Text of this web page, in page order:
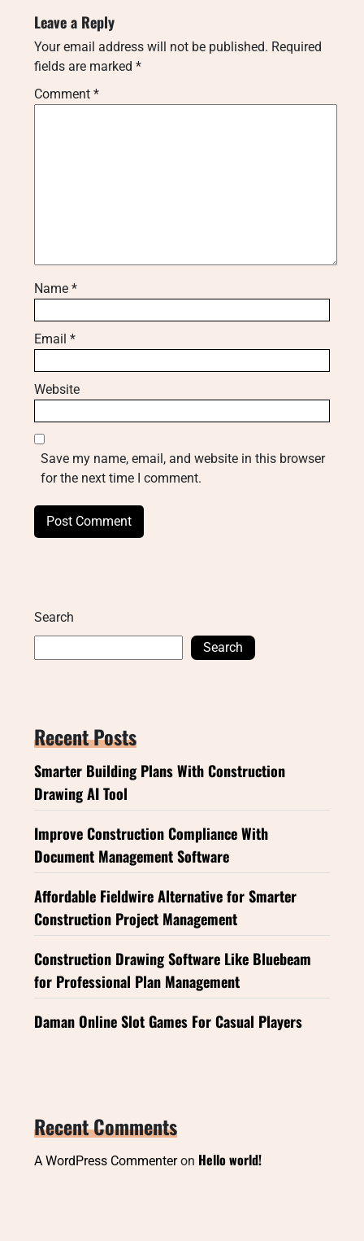
Leave a Reply
Your email address will not be published. Required
fields are marked *
Comment *
Name *
Email *
Website
Save my name, email, and website in this browser
for the next time I comment.
Search
Search
Recent Posts
Smarter Building Plans With Construction
Drawing AI Tool
Improve Construction Compliance With
Document Management Software
Affordable Fieldwire Alternative for Smarter
Construction Project Management
Construction Drawing Software Like Bluebeam
for Professional Plan Management
Daman Online Slot Games For Casual Players
Recent Comments
A WordPress Commenteron Hello world!